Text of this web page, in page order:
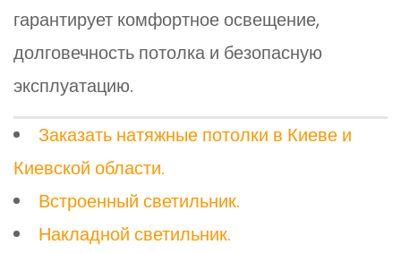
гарантирует комфортное освещение,
долговечность потолка и безопасную
эксплуатацию.
Заказать натяжные потолки в Киеве и
Киевской области.
Встроенный светильник.
Накладной светильник.